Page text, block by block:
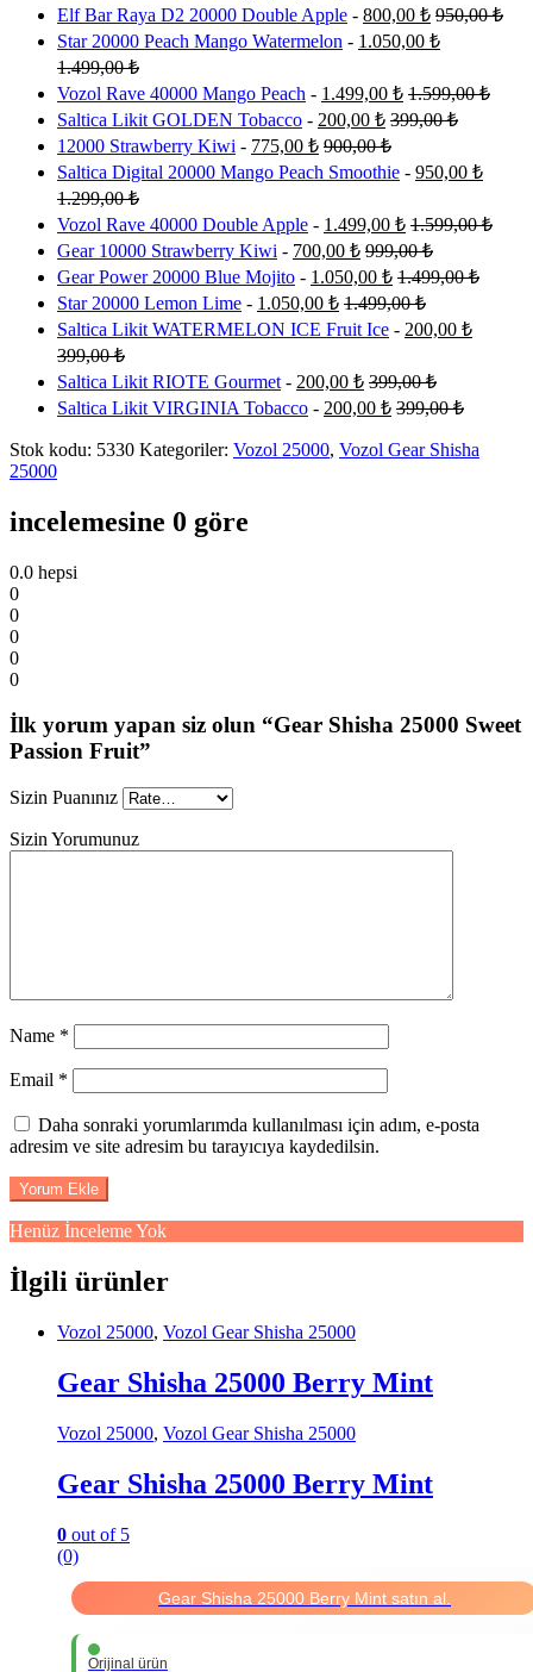
Elf Bar Raya D2 20000 Double Apple - 800,00 ₺ 950,00₺
Star 20000 Peach Mango Watermelon - 1.050,00 ₺
1.499,00₺
Vozol Rave 40000 Mango Peach - 1.499,00 ₺ 1.599,00₺
Saltica Likit GOLDEN Tobacco - 200,00 ₺ 399,00₺
12000 Strawberry Kiwi - 775,00 ₺ 900,00₺
Saltica Digital 20000 Mango Peach Smoothie - 950,00 ₺
1.299,00₺
Vozol Rave 40000 Double Apple - 1.499,00 ₺ 1.599,00₺
Gear 10000 Strawberry Kiwi - 700,00 ₺ 999,00₺
Gear Power 20000 Blue Mojito - 1.050,00 ₺ 1.499,00₺
Star 20000 Lemon Lime - 1.050,00 ₺ 1.499,00₺
Saltica Likit WATERMELON ICE Fruit Ice - 200,00 ₺
399,00₺
Saltica Likit RIOTE Gourmet - 200,00 ₺ 399,00₺
Saltica Likit VIRGINIA Tobacco - 200,00 ₺ 399,00₺
Stok kodu: 5330 Kategoriler: Vozol 25000, Vozol Gear Shisha
25000
incelemesine 0 göre
0.0 hepsi
0
0
0
0
0
İlk yorum yapan siz olun “Gear Shisha 25000 Sweet
Passion Fruit”
Sizin Puanınız
Sizin Yorumunuz
Name *
Email *
Daha sonraki yorumlarımda kullanılması için adım, e-posta
adresim ve site adresim bu tarayıcıya kaydedilsin.
Henüz İnceleme Yok
İlgili ürünler
Vozol 25000, Vozol Gear Shisha 25000
Gear Shisha 25000 Berry Mint
Vozol 25000, Vozol Gear Shisha 25000
Gear Shisha 25000 Berry Mint
0 out of 5
(0)
Gear Shisha 25000 Berry Mint satın al.
Orijinal ürün